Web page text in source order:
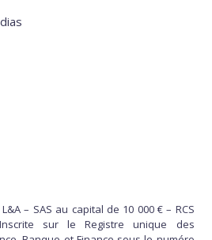
L&A – SAS au capital de 10 000 € – RCS
sur le Registre unique des